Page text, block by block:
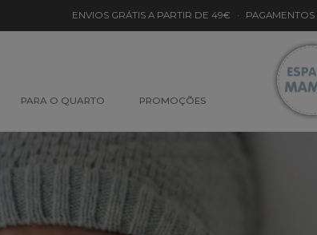
ENVIOS GRÁTIS A PARTIR DE 49€ ·
PARA O QUARTO PROMOÇÕES